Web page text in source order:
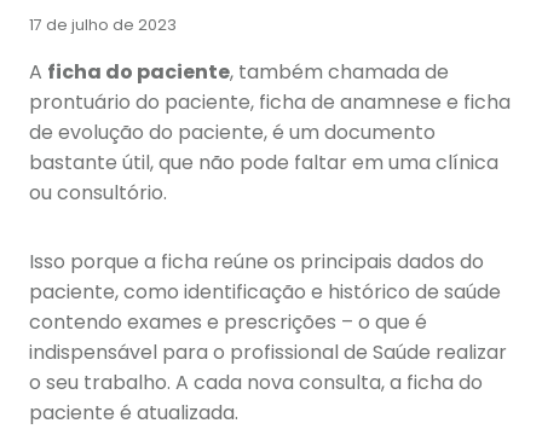
17 de julho de 2023
A ficha do paciente, também chamada de
prontuário do paciente, ficha de anamnese e ficha
de evolução do paciente, é um documento
bastante útil, que não pode faltar em uma clínica
ou consultório.
Isso porque a ficha reúne os principais dados do
paciente, como identificação e histórico de saúde
contendo exames e prescrições – o que é
indispensável para o profissional de Saúde realizar
o seu trabalho. A cada nova consulta, a ficha do
paciente é atualizada.